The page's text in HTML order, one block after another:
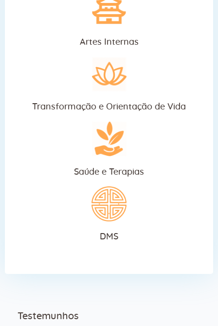
Artes Internas
Transformação e Orientação de Vida
Saúde e Terapias
DMS
Testemunhos